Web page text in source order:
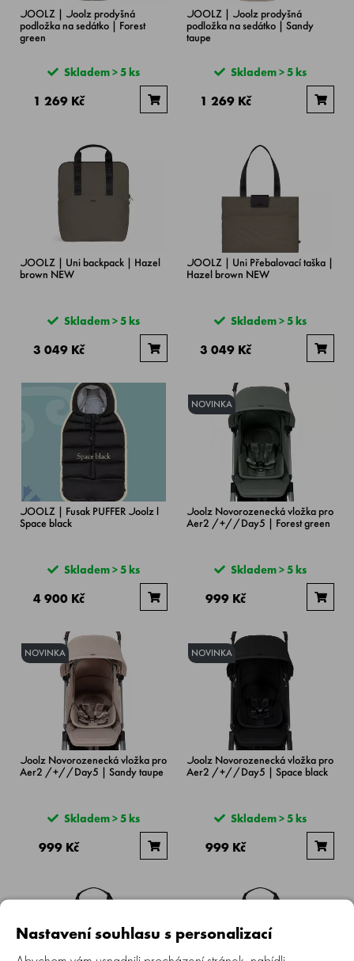
JOOLZ | Joolz prodyšná
podložka na sedátko | Forest
green
Skladem > 5 ks
1 269 Kč
JOOLZ | Joolz prodyšná
podložka na sedátko | Sandy
taupe
Skladem > 5 ks
1 269 Kč
JOOLZ | Uni backpack | Hazel
brown NEW
Skladem > 5 ks
3 049 Kč
JOOLZ | Uni Přebalovací taška |
Hazel brown NEW
Skladem > 5 ks
3 049 Kč
JOOLZ | Fusak PUFFER Joolz l
Space black
Skladem > 5 ks
4 900 Kč
NOVINKA
Joolz Novorozenecká vložka pro
Aer2 /+//Day5 | Forest green
Skladem > 5 ks
999 Kč
NOVINKA
Joolz Novorozenecká vložka pro
Aer2 /+//Day5 | Sandy taupe
Skladem > 5 ks
999 Kč
NOVINKA
Joolz Novorozenecká vložka pro
Aer2 /+//Day5 | Space black
Skladem > 5 ks
999 Kč
Nastavení souhlasu s personalizací